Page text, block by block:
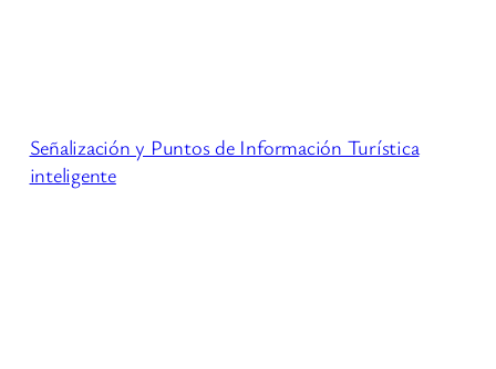
Señalización y Puntos de Información Turística
inteligente